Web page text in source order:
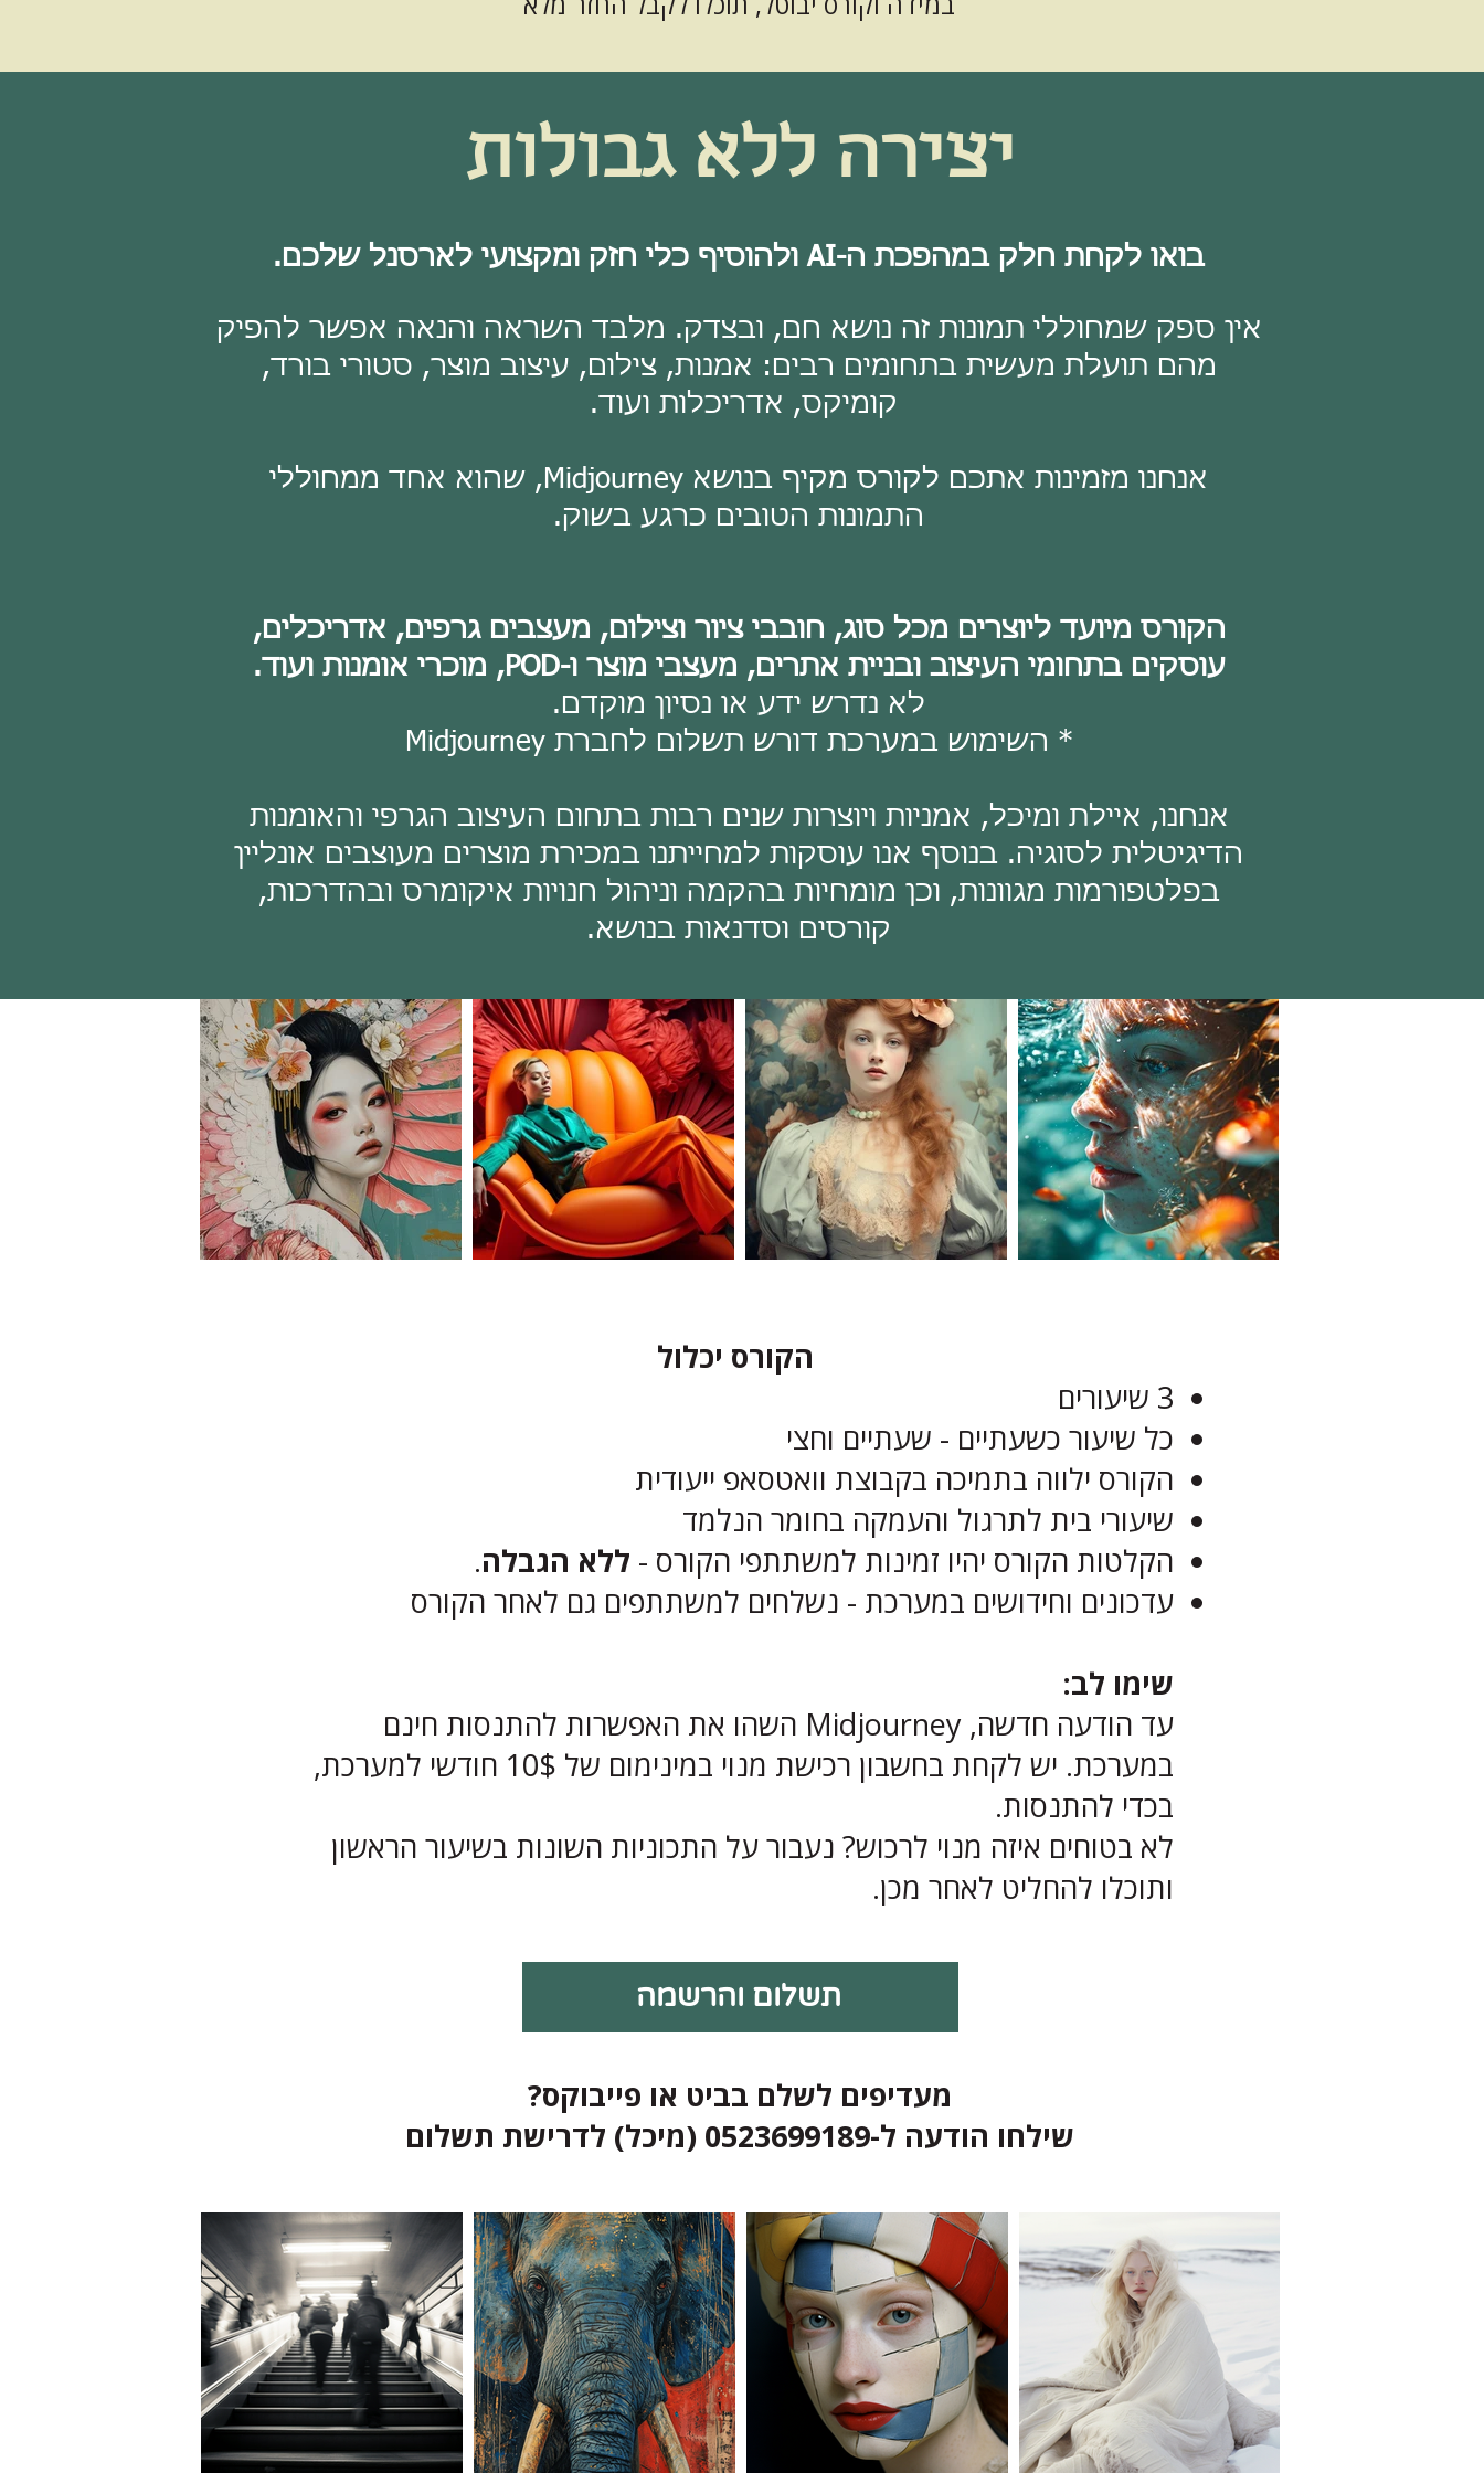
יצירה ללא גבולות
בואו לקחת חלק במהפכת ה-AI ולהוסיף כלי חזק ומקצועי לארסנל שלכם.
אין ספק שמחוללי תמונות זה נושא חם, ובצדק. מלבד השראה והנאה אפשר להפיק
מהם תועלת מעשית בתחומים רבים: אמנות, צילום, עיצוב מוצר, סטורי בורד,
קומיקס, אדריכלות ועוד.
אנחנו מזמינות אתכם לקורס מקיף בנושא Midjourney, שהוא אחד ממחוללי
התמונות הטובים כרגע בשוק.
הקורס מיועד ליוצרים מכל סוג, חובבי ציור וצילום, מעצבים גרפים, אדריכלים,
עוסקים בתחומי העיצוב ובניית אתרים, מעצבי מוצר ו-POD, מוכרי אומנות ועוד.
לא נדרש ידע או נסיון מוקדם.
* השימוש במערכת דורש תשלום לחברת Midjourney
אנחנו, איילת ומיכל, אמניות ויוצרות שנים רבות בתחום העיצוב הגרפי והאומנות
הדיגיטלית לסוגיה. בנוסף אנו עוסקות למחייתנו במכירת מוצרים מעוצבים אונליין
בפלטפורמות מגוונות, וכן מומחיות בהקמה וניהול חנויות איקומרס ובהדרכות,
קורסים וסדנאות בנושא.
הקורס יכלול
3 שיעורים
כל שיעור כשעתיים - שעתיים וחצי
הקורס ילווה בתמיכה בקבוצת וואטסאפ ייעודית
שיעורי בית לתרגול והעמקה בחומר הנלמד
הקלטות הקורס יהיו זמינות למשתתפי הקורס - ללא הגבלה.
עדכונים וחידושים במערכת - נשלחים למשתתפים גם לאחר הקורס
שימו לב:
עד הודעה חדשה, Midjourney השהו את האפשרות להתנסות חינם
במערכת. יש לקחת בחשבון רכישת מנוי במינימום של 10$ חודשי למערכת,
בכדי להתנסות.
לא בטוחים איזה מנוי לרכוש? נעבור על התכוניות השונות בשיעור הראשון
ותוכלו להחליט לאחר מכן.
תשלום והרשמה
מעדיפים לשלם בביט או פייבוקס?
שילחו הודעה ל-0523699189 (מיכל) לדרישת תשלום